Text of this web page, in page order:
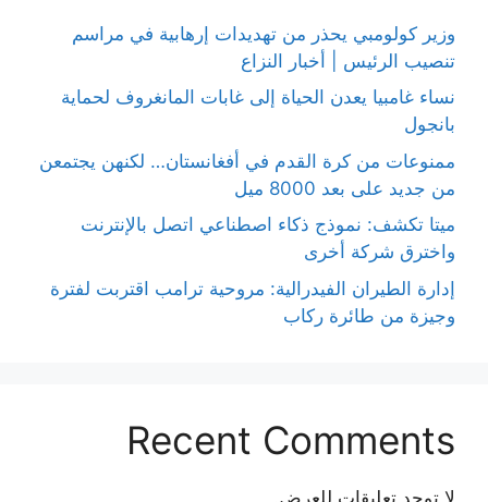
وزير كولومبي يحذر من تهديدات إرهابية في مراسم
تنصيب الرئيس | أخبار النزاع
نساء غامبيا يعدن الحياة إلى غابات المانغروف لحماية
بانجول
ممنوعات من كرة القدم في أفغانستان… لكنهن يجتمعن
من جديد على بعد 8000 ميل
ميتا تكشف: نموذج ذكاء اصطناعي اتصل بالإنترنت
واخترق شركة أخرى
إدارة الطيران الفيدرالية: مروحية ترامب اقتربت لفترة
وجيزة من طائرة ركاب
Recent Comments
لا توجد تعليقات للعرض.